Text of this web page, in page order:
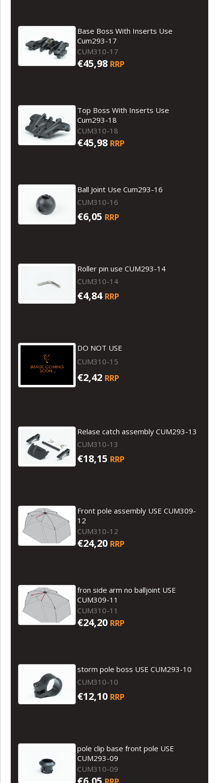
Base Boss With Inserts Use
Cum293-17
CUM310-17
€45,98 RRP
Top Boss With Inserts Use
Cum293-18
CUM310-18
€45,98 RRP
Ball Joint Use Cum293-16
CUM310-16
€6,05 RRP
Roller pin use CUM293-14
CUM310-14
€4,84 RRP
DO NOT USE
CUM310-15
€2,42 RRP
Relase catch assembly CUM293-13
CUM310-13
€18,15 RRP
Front pole assembly USE CUM309-
12
CUM310-12
€24,20 RRP
fron side arm no balljoint USE
CUM309-11
CUM310-11
€24,20 RRP
storm pole boss USE CUM293-10
CUM310-10
€12,10 RRP
pole clip base front pole USE
CUM293-09
CUM310-09